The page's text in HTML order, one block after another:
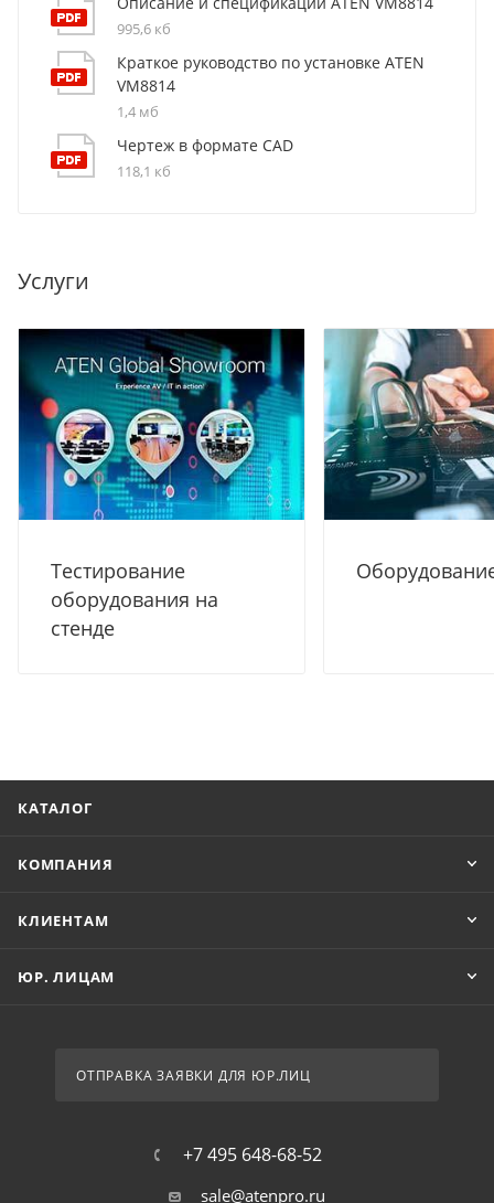
995,6 кб
Краткое руководство по установке ATEN
VM8814
1,4 мб
Чертеж в формате CAD
118,1 кб
Услуги
Тестирование
оборудования на
стенде
КАТАЛОГ
КОМПАНИЯ
КЛИЕНТАМ
ЮР. ЛИЦАМ
ОТПРАВКА ЗАЯВКИ ДЛЯ ЮР.ЛИЦ
+7 495 648-68-52
sale@atenpro.ru